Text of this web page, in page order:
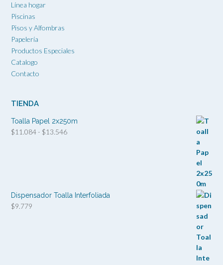
Línea hogar
Piscinas
Pisos y Alfombras
Papelería
Productos Especiales
Catalogo
Contacto
TIENDA
Toalla Papel 2x250m
$11.084- $13.546Rango
$13.546
Dispensador Toalla Interfoliada
$9.779